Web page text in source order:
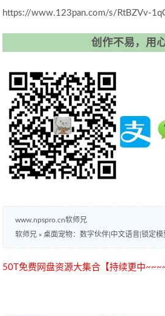
https://www.123pan.com/s/RtBZVv-
创作不易，用
www.npspro.cn软师兄
软师兄 » 桌面宠物：数字伙伴|中文语音|锁定
50T免费网盘资源大集合【持续更中~~~~